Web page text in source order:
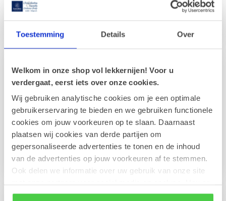
Toestemming Details Over
Welkom in onze shop vol lekkernijen! Voor u
verdergaat, eerst iets over onze cookies.
Wij gebruiken analytische cookies om je een optimale
gebruikerservaring te bieden en we gebruiken functionele
cookies om jouw voorkeuren op te slaan. Daarnaast
plaatsen wij cookies van derde partijen om
gepersonaliseerde advertenties te tonen en de inhoud
van de advertenties op jouw voorkeuren af te stemmen.
Ook delen we informatie over uw gebruik van onze site
rekening mee dat als je bepaalde cookies blokkeert, het
Candy Cakes Herbal Candies